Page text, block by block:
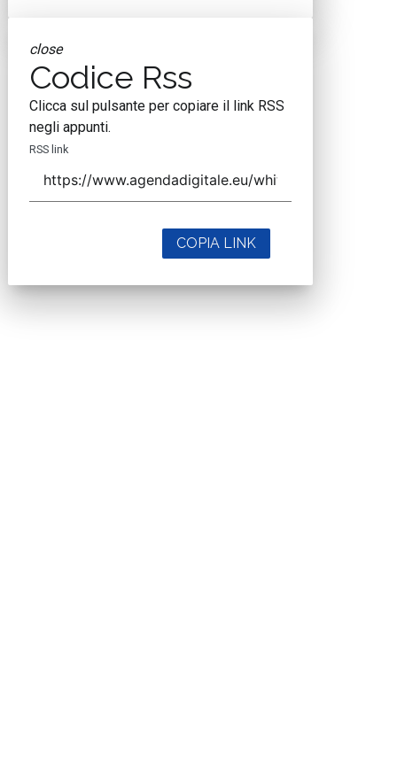
close
Codice Rss
Clicca sul pulsante per copiare il link RSS
negli appunti.
RSS link
COPIA LINK